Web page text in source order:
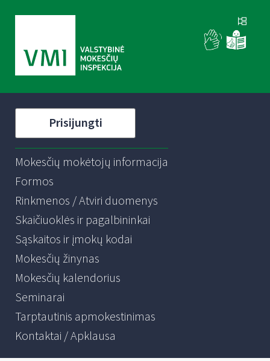
Prisijungti
Mokesčių mokėtojų informacija
Formos
Rinkmenos / Atviri duomenys
Skaičiuoklės ir pagalbininkai
Sąskaitos ir įmokų kodai
Mokesčių žinynas
Mokesčių kalendorius
Seminarai
Tarptautinis apmokestinimas
Kontaktai / Apklausa